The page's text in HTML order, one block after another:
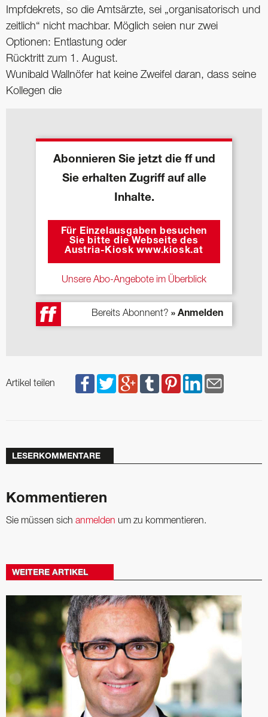
Impfdekrets, so die Amts­ärzte, sei „organisatorisch und
zeitlich“ nicht machbar. Möglich seien nur zwei
Optionen: Entlastung oder
Rücktritt zum 1. August.
Wunibald Wallnöfer hat keine Zweifel daran, dass seine
Kollegen die
Abonnieren Sie jetzt die ff und
Sie erhalten Zugriff auf alle
Inhalte.
Für Einzelausgaben besuchen
Sie bitte die Webseite des
Austria-Kiosk www.kiosk.at
Unsere Abo-Angebote im Überblick
Bereits Abonnent? » Anmelden
Artikel teilen
LESERKOMMENTARE
Kommentieren
Sie müssen sich anmelden um zu kommentieren.
WEITERE ARTIKEL